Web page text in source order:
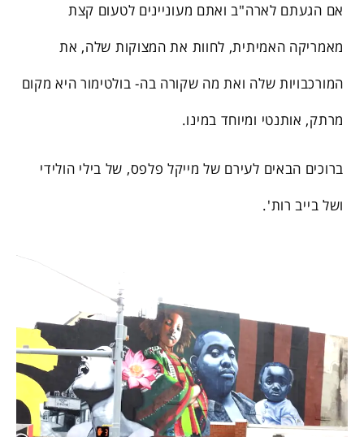
אם הגעתם לארה"ב ואתם מעוניינים לטעום קצת
מאמריקה האמיתית, לחוות את המצוקות שלה, את
המורכבויות שלה ואת מה שקורה בה- בולטימור היא מקום
מרתק, אותנטי ומיוחד במינו.
ברוכים הבאים לעירם של מייקל פלפס, של בילי הולידי
ושל בייב רות'.